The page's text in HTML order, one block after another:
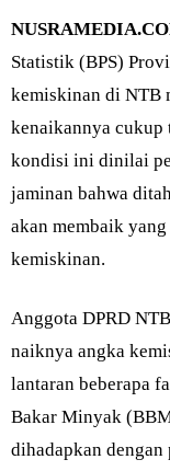
Statistik (BPS)
kemiskinan di NTB
kenaikannya cukup
kondisi ini dinilai
jaminan bahwa
akan membaik
kemiskinan.
Anggota DPRD
naiknya angka
lantaran beberapa
Bakar Minyak
dihadapkan dengan